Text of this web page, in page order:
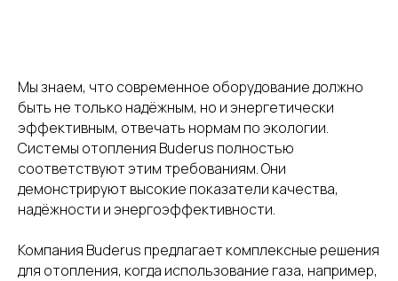
Мы знаем, что современное оборудование должно
быть не только надёжным, но и энергетически
эффективным, отвечать нормам по экологии.
Системы отопления Buderus полностью
соответствуют этим требованиям. Они
демонстрируют высокие показатели качества,
надёжности и энергоэффективности.
Компания Buderus предлагает комплексные решения
для отопления, когда использование газа, например,